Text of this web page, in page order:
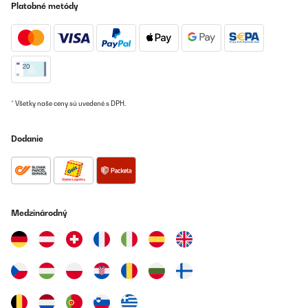
Добре работи,но махам точка защото го видях на много по
ниска цена в Амазон.Не се отказах от поръчката си но
Klarstein.bg трябва да се замисли българите ли са най
Preložiť
Jederzeit gerne wieder
Amazon-Benutzer
Preložiť
Platobné metódy
* Všetky naše ceny sú uvedené s DPH.
Dodanie
Medzinárodný